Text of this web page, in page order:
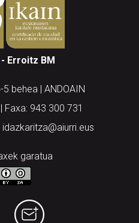
Erroitz BM
behea | ANDOAIN
Faxa: 943 300 731
garatua